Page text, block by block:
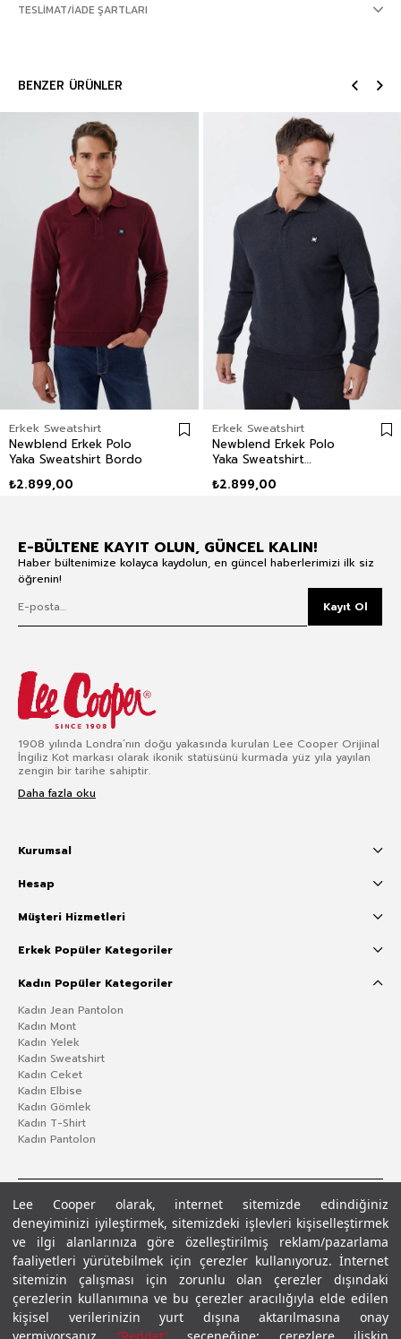
Lee Cooper olarak, internet sitemizde edindiğiniz
deneyiminizi iyileştirmek, sitemizdeki işlevleri kişiselleştirmek
ve ilgi alanlarınıza göre özelleştirilmiş reklam/pazarlama
faaliyetleri yürütebilmek için çerezler kullanıyoruz. İnternet
sitemizin çalışması için zorunlu olan çerezler dışındaki
çerezlerin kullanımına ve bu çerezler aracılığıyla elde edilen
kişisel verilerinizin yurt dışına aktarılmasına onay
TESLIMAT/İADE ŞARTLARI
BENZER ÜRÜNLER
Erkek Sweatshirt
Newblend Erkek Polo
Yaka Sweatshirt Bordo
₺2.899,00
Erkek Sweatshirt
Newblend Erkek Polo
Yaka Sweatshirt
₺2.899,00
E-BÜLTENE KAYIT OLUN, GÜNCEL KALIN!
Haber bültenimize kolayca kaydolun, en güncel haberlerimizi ilk siz
öğrenin!
Kayıt Ol
1908 yılında Londra’nın doğu yakasında kurulan Lee Cooper Orijinal
İngiliz Kot markası olarak ikonik statüsünü kurmada yüz yıla yayılan
zengin bir tarihe sahiptir.
Daha fazla oku
Kurumsal
Hesap
Müşteri Hizmetleri
Erkek Popüler Kategoriler
Kadın Popüler Kategoriler
Kadın Jean Pantolon
Kadın Mont
Kadın Yelek
Kadın Sweatshirt
Kadın Ceket
Kadın Elbise
Kadın Gömlek
Kadın T-Shirt
Kadın Pantolon
Gizlilik PolitikasıÇerez Politikası KVKK Aydınlatma MetniŞartlar ve Koşullar
© 2026 Leecooper - Tüm Hakları Saklıdır.